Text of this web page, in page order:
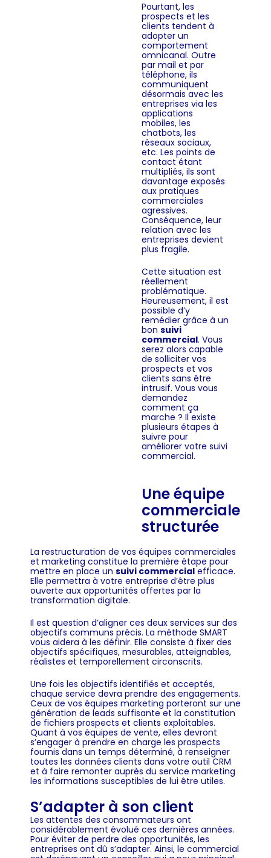
Pourtant, les
prospects et les
clients tendent à
adopter un
comportement
omnicanal. Outre
par mail et par
téléphone, ils
communiquent
désormais avec les
entreprises via les
applications
mobiles, les
chatbots, les
réseaux sociaux,
etc. Les points de
contact étant
multipliés, ils sont
davantage exposés
aux pratiques
commerciales
agressives.
Conséquence, leur
relation avec les
entreprises devient
plus fragile.
Cette situation est
réellement
problématique.
Heureusement, il est
possible d’y
remédier grâce à un
bon suivi
commercial. Vous
serez alors capable
de solliciter vos
prospects et vos
clients sans être
intrusif. Vous vous
demandez
comment ça
marche ? Il existe
plusieurs étapes à
suivre pour
améliorer votre suivi
commercial.
Une équipe
commerciale
structurée
La restructuration de vos équipes commerciales
et marketing constitue la première étape pour
mettre en place un suivi commercial efficace.
Elle permettra à votre entreprise d’être plus
ouverte aux opportunités offertes par la
transformation digitale.
Il est question d’aligner ces deux services sur des
objectifs communs précis. La méthode SMART
vous aidera à les définir. Elle consiste à fixer des
objectifs spécifiques, mesurables, atteignables,
réalistes et temporellement circonscrits.
Une fois les objectifs identifiés et acceptés,
chaque service devra prendre des engagements.
Ceux de vos équipes marketing porteront sur une
génération de leads suffisante et la constitution
de fichiers prospects et clients exploitables.
Quant à vos équipes de vente, elles devront
s’engager à prendre en charge les prospects
fournis dans un temps déterminé, à renseigner
toutes les données clients dans votre outil CRM
et à faire remonter auprès du service marketing
les informations susceptibles de lui être utiles.
S’adapter à son client
Les attentes des consommateurs ont
considérablement évolué ces dernières années.
Pour éviter de perdre des opportunités, les
entreprises ont dû s’adapter. Ainsi, le commercial